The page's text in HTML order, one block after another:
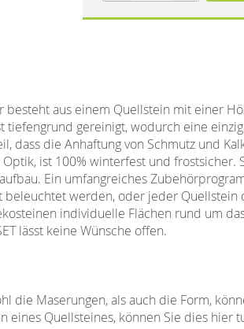
aus einem Quellstein mit einer
gereinigt, wodurch eine
dass die Anhaftung von Schmutz und
ist 100% winterfest und frostsicher.
Ein umfangreiches
werden, oder jeder Quellstein
individuelle Flächen rund um
lässt keine Wünsche offen.
die Maserungen, als auch die Form,
eines Quellsteines, können Sie dies hier